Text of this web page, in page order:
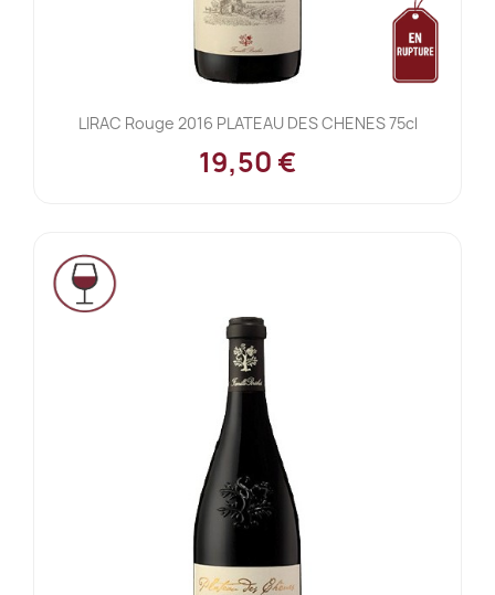
LIRAC Rouge 2016 PLATEAU DES CHENES 75cl
19,50 €